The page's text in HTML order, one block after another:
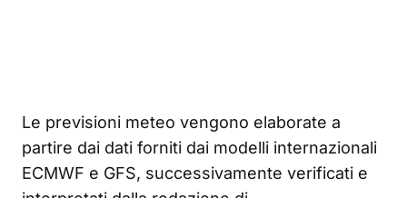
Le previsioni meteo vengono elaborate a
partire dai dati forniti dai modelli internazionali
ECMWF e GFS, successivamente verificati e